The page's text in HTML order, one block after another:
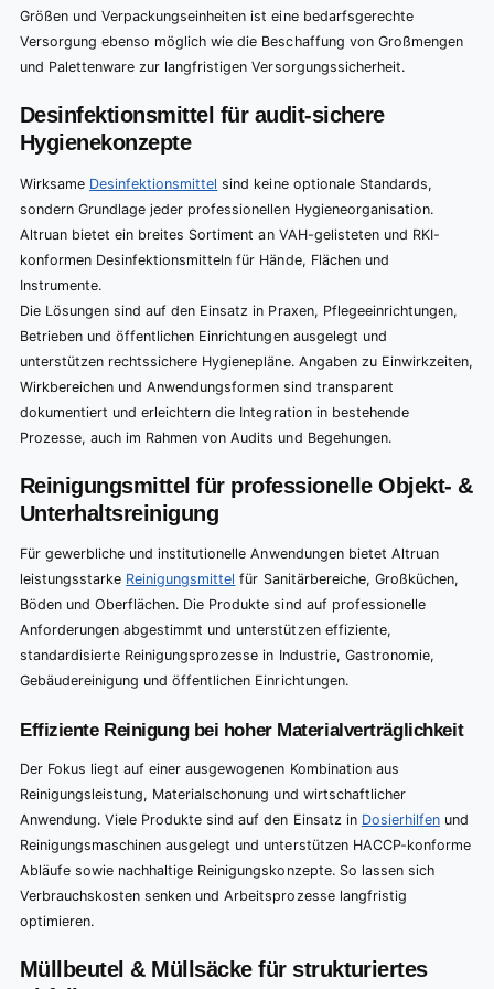
Größen und Verpackungseinheiten ist eine bedarfsgerechte
Versorgung ebenso möglich wie die Beschaffung von Großmengen
und Palettenware zur langfristigen Versorgungssicherheit.
Desinfektionsmittel für audit-sichere
Hygienekonzepte
Wirksame Desinfektionsmittel sind keine optionale Standards,
sondern Grundlage jeder professionellen Hygieneorganisation.
Altruan bietet ein breites Sortiment an VAH-gelisteten und RKI-
konformen Desinfektionsmitteln für Hände, Flächen und
Instrumente.
Die Lösungen sind auf den Einsatz in Praxen, Pflegeeinrichtungen,
Betrieben und öffentlichen Einrichtungen ausgelegt und
unterstützen rechtssichere Hygienepläne. Angaben zu Einwirkzeiten,
Wirkbereichen und Anwendungsformen sind transparent
dokumentiert und erleichtern die Integration in bestehende
Prozesse, auch im Rahmen von Audits und Begehungen.
Reinigungsmittel für professionelle Objekt- &
Unterhaltsreinigung
Für gewerbliche und institutionelle Anwendungen bietet Altruan
leistungsstarke Reinigungsmittel für Sanitärbereiche, Großküchen,
Böden und Oberflächen. Die Produkte sind auf professionelle
Anforderungen abgestimmt und unterstützen effiziente,
standardisierte Reinigungsprozesse in Industrie, Gastronomie,
Gebäudereinigung und öffentlichen Einrichtungen.
Effiziente Reinigung bei hoher Materialverträglichkeit
Der Fokus liegt auf einer ausgewogenen Kombination aus
Reinigungsleistung, Materialschonung und wirtschaftlicher
Anwendung. Viele Produkte sind auf den Einsatz in Dosierhilfenund
Reinigungsmaschinen ausgelegt und unterstützen HACCP-konforme
Abläufe sowie nachhaltige Reinigungskonzepte. So lassen sich
Verbrauchskosten senken und Arbeitsprozesse langfristig
optimieren.
Müllbeutel & Müllsäcke für strukturiertes